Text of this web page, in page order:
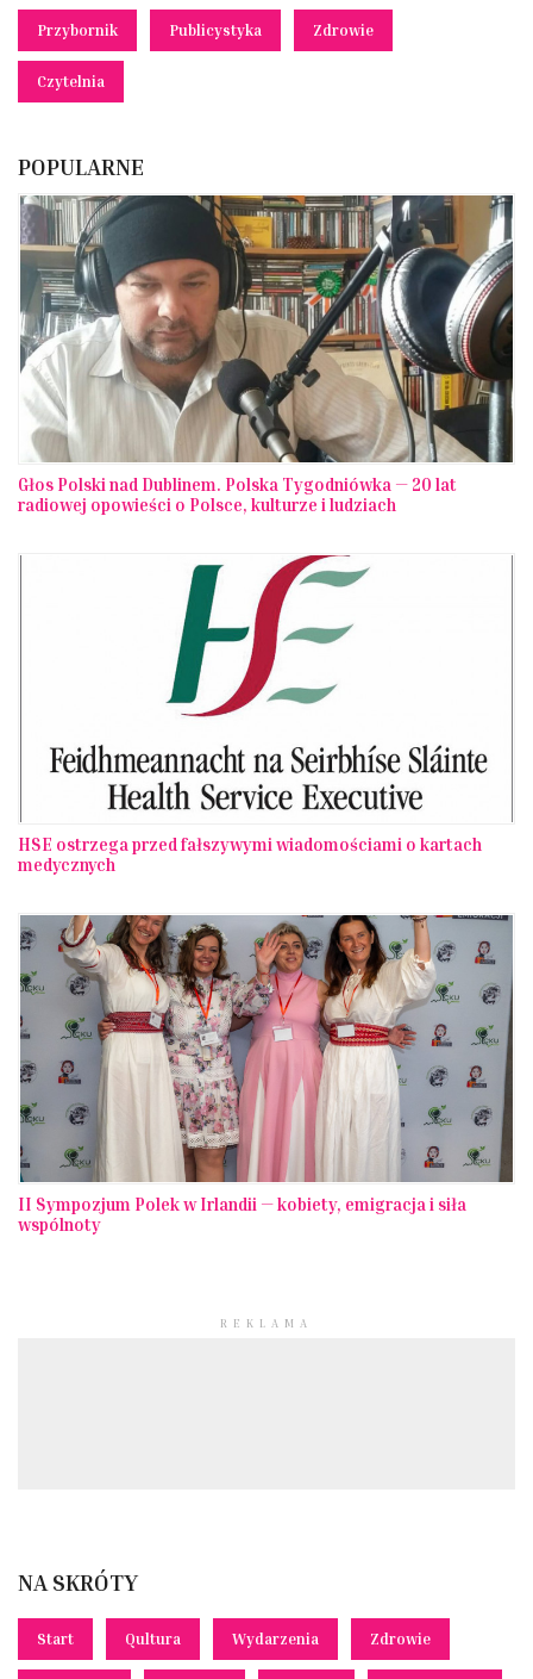
Przybornik Publicystyka Zdrowie
Czytelnia
POPULARNE
Głos Polski nad Dublinem. Polska Tygodniówka — 20 lat
radiowej opowieści o Polsce, kulturze i ludziach
HSE ostrzega przed fałszywymi wiadomościami o kartach
medycznych
II Sympozjum Polek w Irlandii — kobiety, emigracja i siła
wspólnoty
REKLAMA
NA SKRÓTY
Start Qultura Wydarzenia Zdrowie